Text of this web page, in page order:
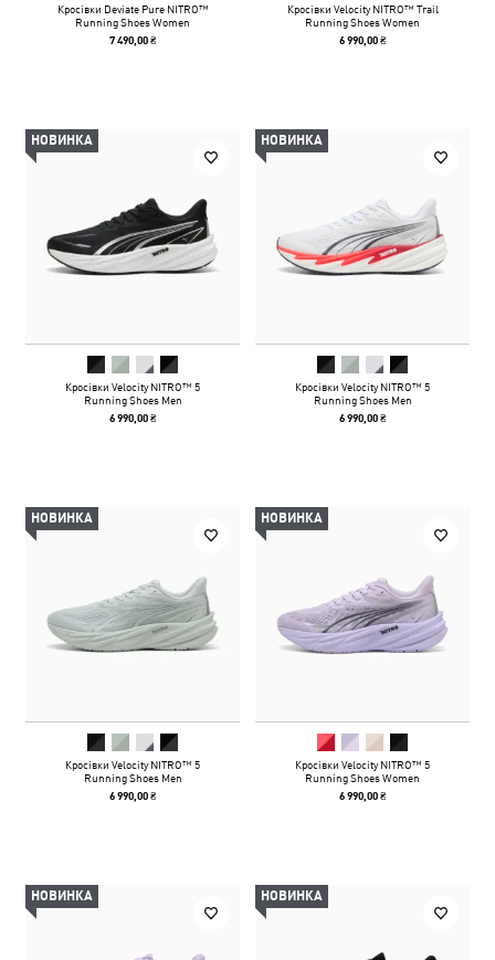
Кросівки Deviate Pure NITRO™
Running Shoes Women
7 490,00 ₴
Кросівки Velocity NITRO™ Trail
Running Shoes Women
6 990,00 ₴
НОВИНКА
Кросівки Velocity NITRO™ 5
Running Shoes Men
6 990,00 ₴
НОВИНКА
Кросівки Velocity NITRO™ 5
Running Shoes Men
6 990,00 ₴
НОВИНКА
Кросівки Velocity NITRO™ 5
Running Shoes Men
6 990,00 ₴
НОВИНКА
Кросівки Velocity NITRO™ 5
Running Shoes Women
6 990,00 ₴
НОВИНКА НОВИНКА